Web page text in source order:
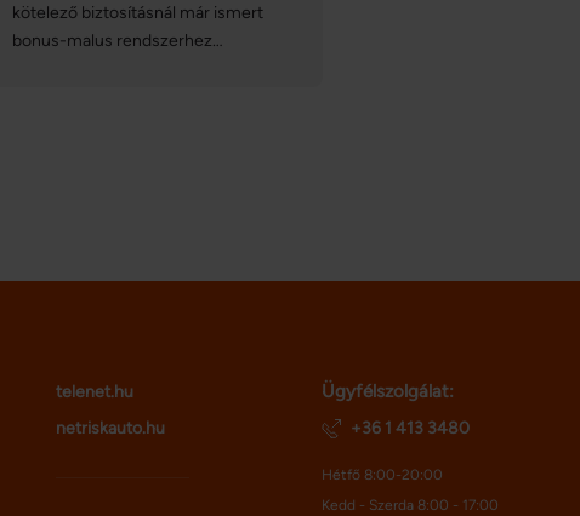
kötelező biztosításnál már ismert
bonus-malus rendszerhez
telenet.hu
netriskauto.hu
Ügyfélszolgálat:
+36 1 413 3480
Hétfő 8:00-20:00
Kedd - Szerda 8:00 - 17:00